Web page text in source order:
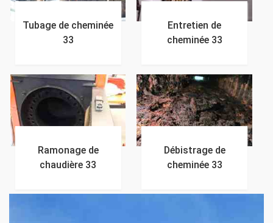
Tubage de cheminée
33
Entretien de
cheminée 33
Ramonage de
chaudière 33
Débistrage de
cheminée 33